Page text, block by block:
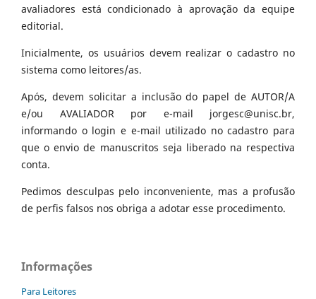
avaliadores está condicionado à aprovação da equipe
editorial.
Inicialmente, os usuários devem realizar o cadastro no
sistema como leitores/as.
Após, devem solicitar a inclusão do papel de AUTOR/A
e/ou AVALIADOR por e-mail jorgesc@unisc.br,
informando o login e e-mail utilizado no cadastro para
que o envio de manuscritos seja liberado na respectiva
conta.
Pedimos desculpas pelo inconveniente, mas a profusão
de perfis falsos nos obriga a adotar esse procedimento.
Informações
Para Leitores